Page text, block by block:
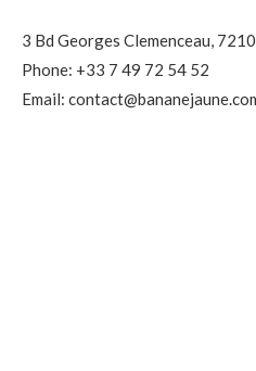
3 Bd Georges Clemenceau,
Phone: +33 7 49 72 54 52
Email: